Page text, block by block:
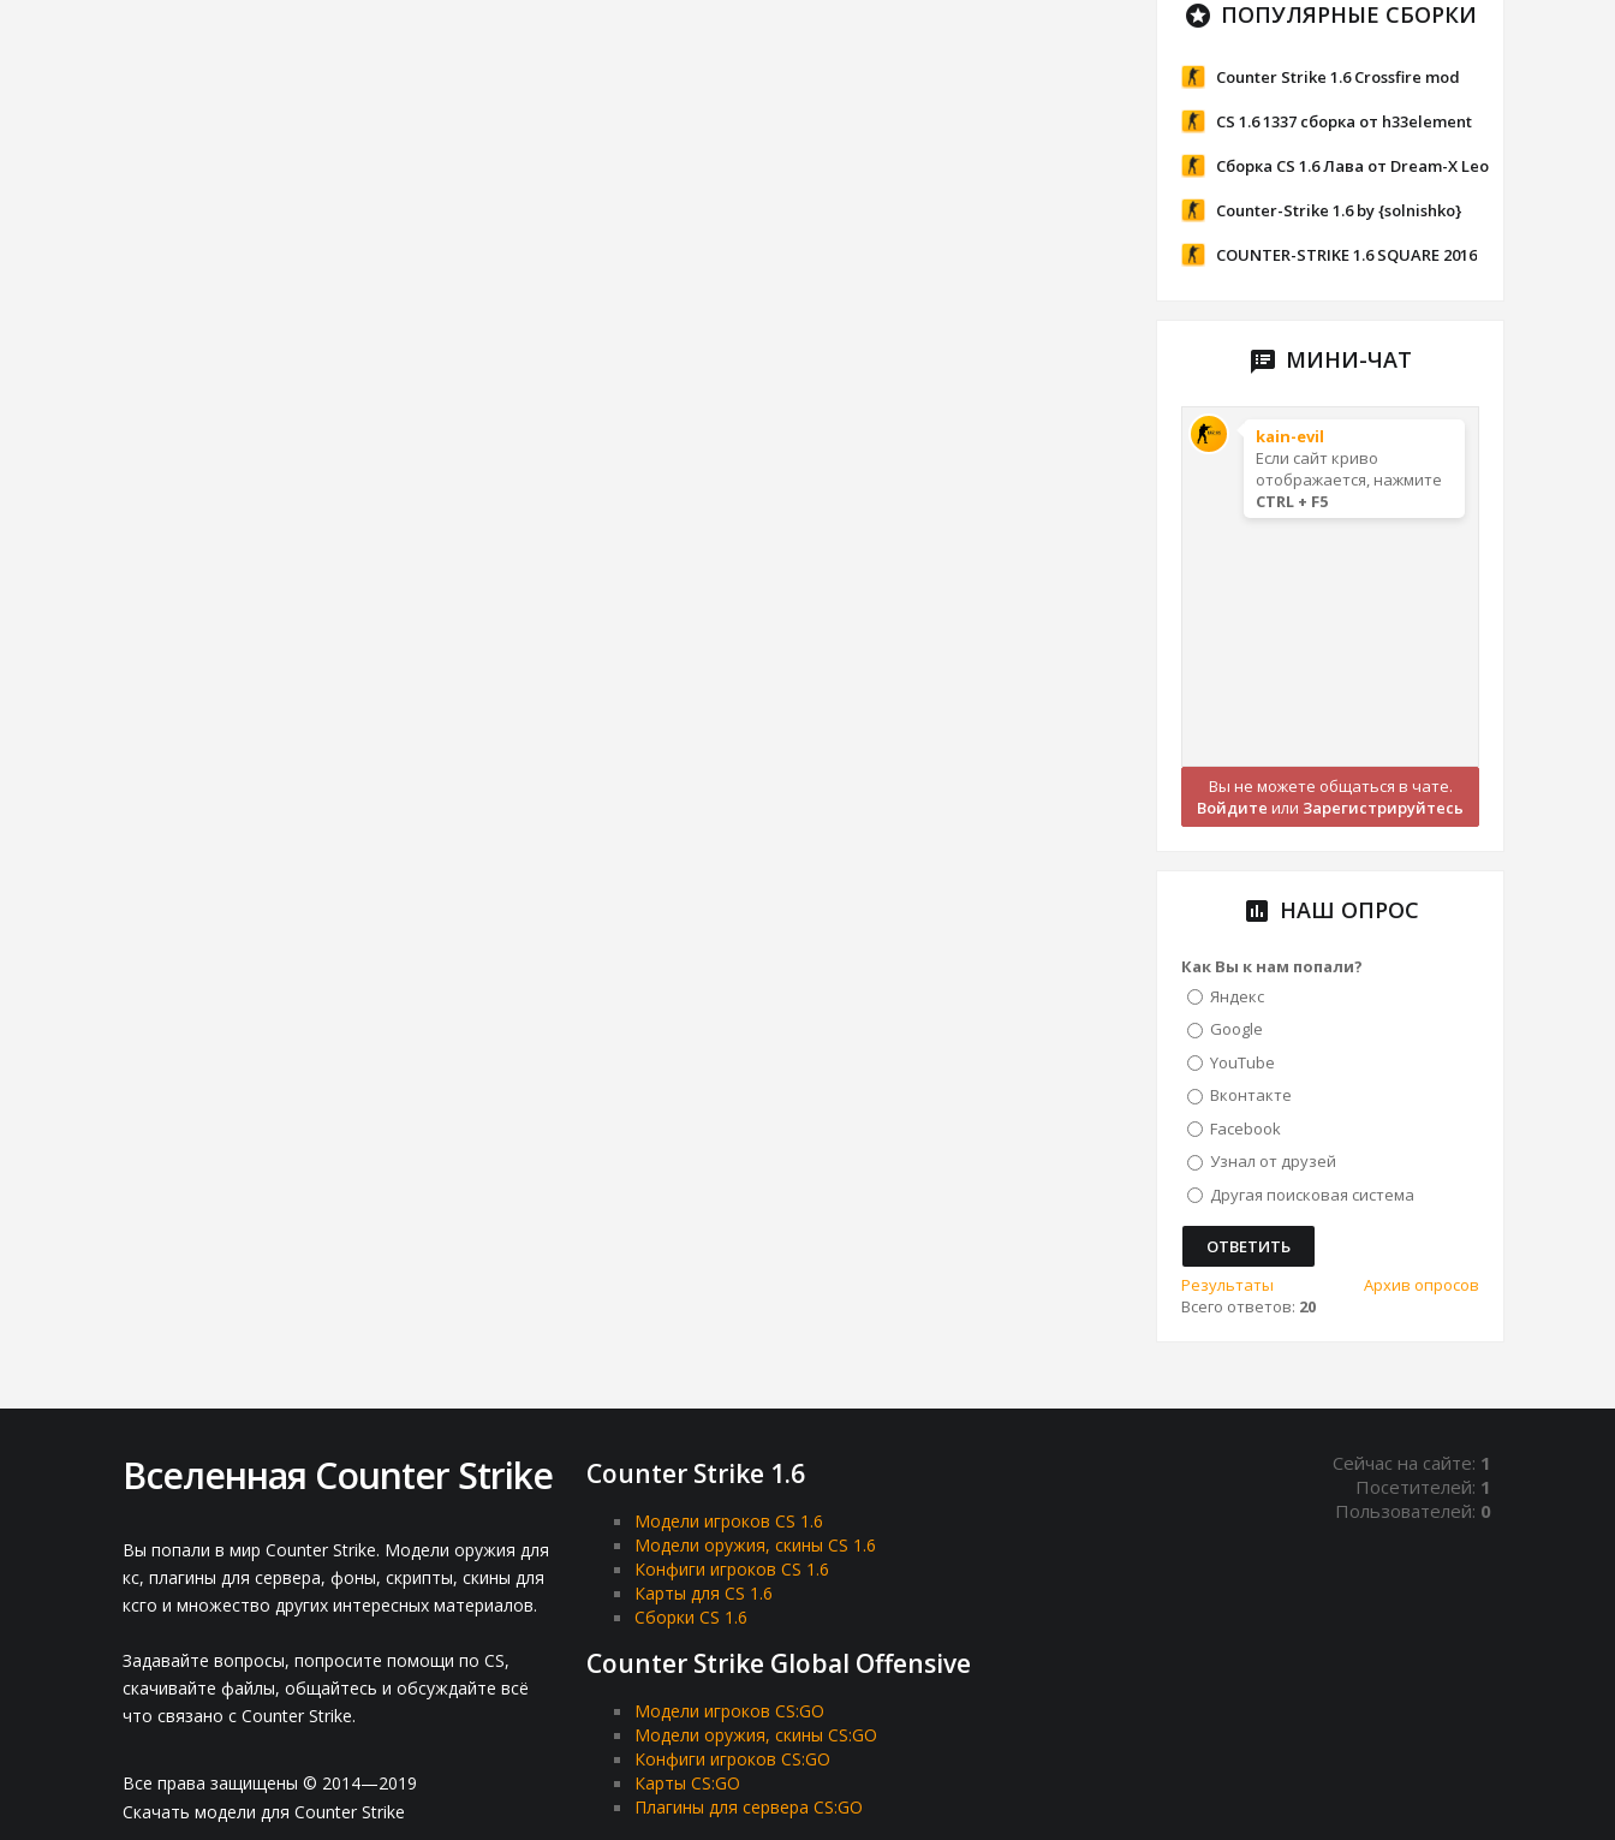
stars ПОПУЛЯРНЫЕ СБОРКИ
Counter Strike 1.6 Crossfire mod
CS 1.6 1337 сборка от h33element
Сборка CS 1.6 Лава от Dream-X Leo
Counter-Strike 1.6 by {solnishko}
COUNTER-STRIKE 1.6 SQUARE 2016
speaker_notes МИНИ-ЧАТ
Вы не можете общаться в чате.
Войдите или Зарегистрируйтесь
poll НАШ ОПРОС
Как Вы к нам попали?
Яндекс
Google
YouTube
Вконтакте
Facebook
Узнал от друзей
Другая поисковая система
Результаты
Архив опросов
Всего ответов: 20
Вселенная Counter Strike
Вы попали в мир Counter Strike. Модели оружия для
кс, плагины для сервера, фоны, скрипты, скины для
ксго и множество других интересных материалов.
Задавайте вопросы, попросите помощи по CS,
скачивайте файлы, общайтесь и обсуждайте всё
что связано с Counter Strike.
Все права защищены © 2014—2019
Скачать модели для Counter Strike
Counter Strike 1.6
Модели игроков CS 1.6
Модели оружия, скины CS 1.6
Конфиги игроков CS 1.6
Карты для CS 1.6
Сборки CS 1.6
Counter Strike Global Offensive
Модели игроков CS:GO
Модели оружия, скины CS:GO
Конфиги игроков CS:GO
Карты CS:GO
Плагины для сервера CS:GO
Сейчас на сайте: 1
Посетителей: 1
Пользователей: 0